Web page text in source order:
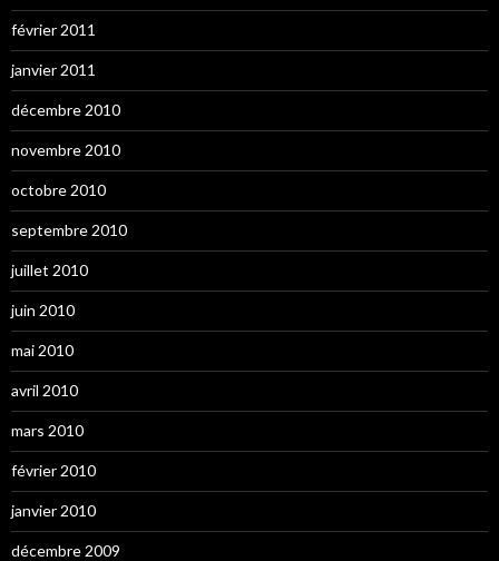
février 2011
janvier 2011
décembre 2010
novembre 2010
octobre 2010
septembre 2010
juillet 2010
juin 2010
mai 2010
avril 2010
mars 2010
février 2010
janvier 2010
décembre 2009